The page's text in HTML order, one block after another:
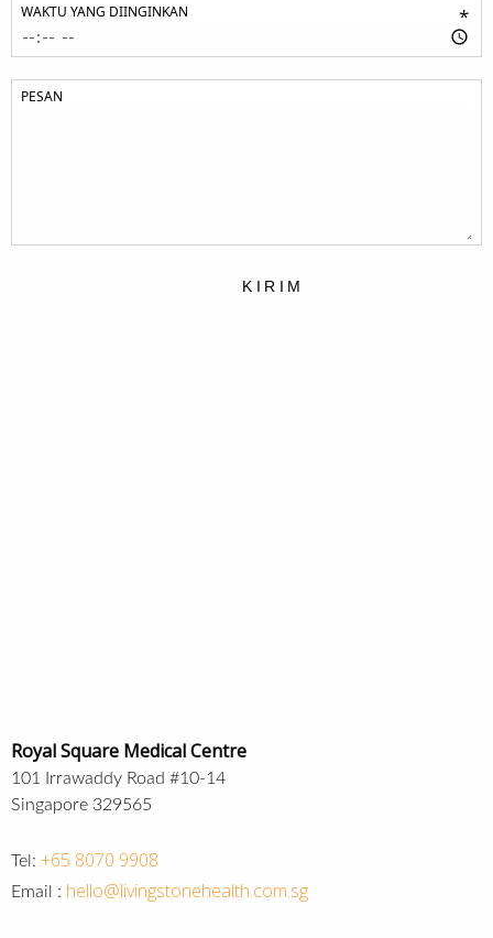
WAKTU YANG DIINGINKAN *
PESAN
KIRIM
Royal Square Medical Centre
101 Irrawaddy Road #10-14
Singapore 329565
Tel: +65 8070 9908
Email : hello@livingstonehealth.com.sg